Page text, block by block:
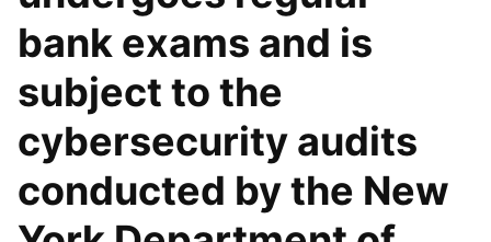
bank exams and is
subject to the
cybersecurity audits
conducted by the New